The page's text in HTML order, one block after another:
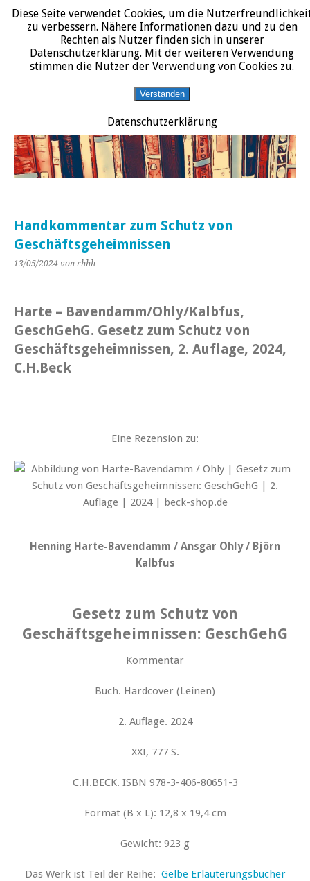
START DATENSCHUTZERKLÄRUNG IMPRESSUM ÜBER JURALIT
JURALIT
Rezensionen juristischer Literatur
Handkommentar zum Schutz von
Geschäftsgeheimnissen
13/05/2024 von rhhh
Harte – Bavendamm/Ohly/Kalbfus,
GeschGehG. Gesetz zum Schutz von
Geschäftsgeheimnissen, 2. Auflage, 2024,
C.H.Beck
Eine Rezension zu:
Henning Harte-Bavendamm / Ansgar Ohly / Björn
Kalbfus
Gesetz zum Schutz von
Geschäftsgeheimnissen: GeschGehG
Kommentar
Buch. Hardcover (Leinen)
2. Auflage. 2024
XXI, 777 S.
C.H.BECK. ISBN 978-3-406-80651-3
Format (B x L): 12,8 x 19,4 cm
Gewicht: 923 g
Das Werk ist Teil der Reihe: Gelbe Erläuterungsbücher
Diese Seite verwendet Cookies, um die
zu verbessern. Nähere Informationen dazu und zu den
Rechten als Nutzer finden sich in unserer
Datenschutzerklärung. Mit der weiteren Verwendung
stimmen die Nutzer der Verwendung von Cookies zu.
Verstanden
Datenschutzerklärung